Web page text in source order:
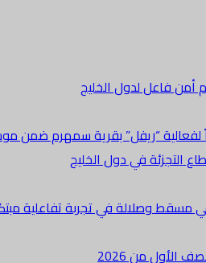
أمن فاعل لدول الخليج
لفعالية “ريفل” بقرية سمهرم ضمن
في مسقط وصلالة في تجربة
الأول من 2026